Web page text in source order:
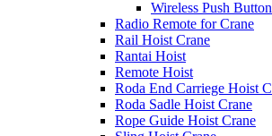
Wireless Push
Radio Remote for Crane
Rail Hoist Crane
Rantai Hoist
Remote Hoist
Roda End Carriege Hoist
Roda Sadle Hoist Crane
Rope Guide Hoist Crane